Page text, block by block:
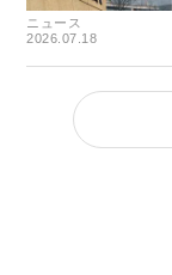
ニュース
2026.07.18